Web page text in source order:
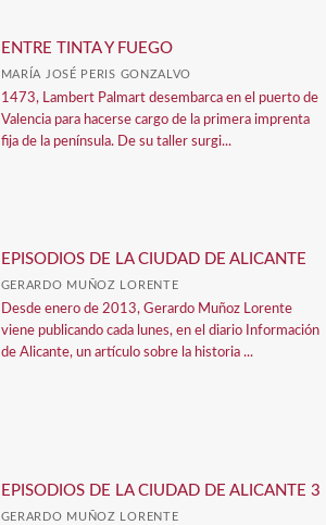
ENTRE TINTA Y FUEGO
MARÍA JOSÉ PERIS GONZALVO
1473, Lambert Palmart desembarca en el puerto de
Valencia para hacerse cargo de la primera imprenta
fija de la península. De su taller surgi...
EPISODIOS DE LA CIUDAD DE ALICANTE
GERARDO MUÑOZ LORENTE
Desde enero de 2013, Gerardo Muñoz Lorente
viene publicando cada lunes, en el diario Información
de Alicante, un artículo sobre la historia ...
EPISODIOS DE LA CIUDAD DE ALICANTE 3
GERARDO MUÑOZ LORENTE